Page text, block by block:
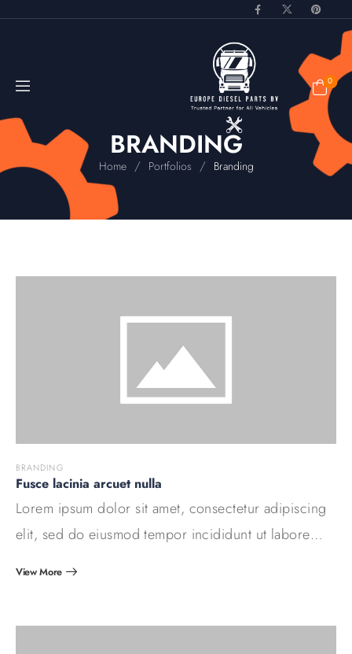
0
BRANDING
Home / Portfolios / Branding
BRANDING
Fusce lacinia arcuet nulla
Lorem ipsum dolor sit amet, consectetur adipiscing
elit, sed do eiusmod tempor incididunt ut labore…
View More